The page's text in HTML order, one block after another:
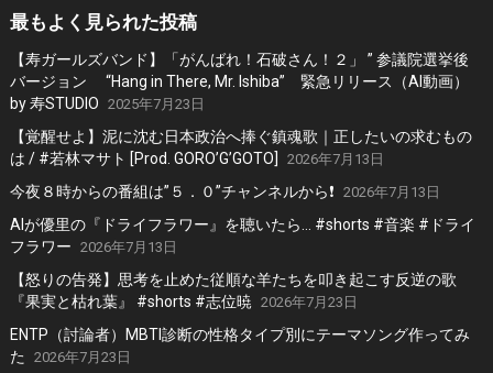
最もよく見られた投稿
【寿ガールズバンド】「がんばれ！石破さん！２」 ” 参議院選挙後
バージョン “Hang in There, Mr. Ishiba” 緊急リリース（AI動画）
by 寿STUDIO 2025年7月23日
【覚醒せよ】泥に沈む日本政治へ捧ぐ鎮魂歌｜正したいの求むもの
は / #若林マサト [Prod. GORO’G’GOTO]
2026年7月13日
今夜８時からの番組は”５．０”チャンネルから❗️ 2026年7月13日
AIが優里の『ドライフラワー』を聴いたら… #shorts #音楽 #ドライ
フラワー 2026年7月13日
【怒りの告発】思考を止めた従順な羊たちを叩き起こす反逆の歌
『果実と枯れ葉』 #shorts #志位暁 2026年7月23日
ENTP（討論者）MBTI診断の性格タイプ別にテーマソング作ってみ
た
2026年7月23日